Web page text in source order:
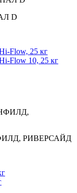
D
Flow, 25 кг
Flow 10, 25 кг
РИВЕРСАЙД